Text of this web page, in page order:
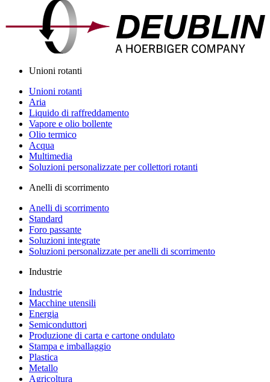
Unioni rotanti
Unioni rotanti
Aria
Liquido di raffreddamento
Vapore e olio bollente
Olio termico
Acqua
Multimedia
Soluzioni personalizzate per collettori rotanti
Anelli di scorrimento
Anelli di scorrimento
Standard
Foro passante
Soluzioni integrate
Soluzioni personalizzate per anelli di scorrimento
Industrie
Industrie
Macchine utensili
Energia
Semiconduttori
Produzione di carta e cartone ondulato
Stampa e imballaggio
Plastica
Metallo
Agricoltura